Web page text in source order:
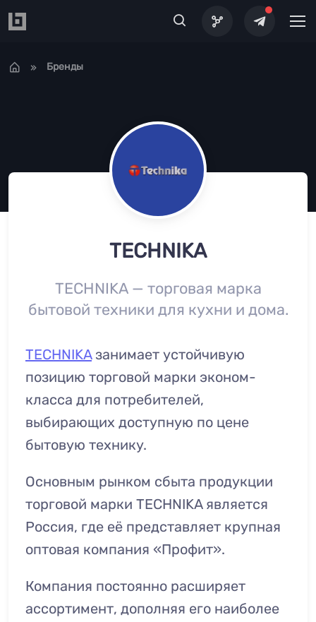
Бренды
TECHNIKA
TECHNIKA — торговая марка
бытовой техники для кухни и дома.
TECHNIKAзанимает устойчивую
позицию торговой марки эконом-
класса для потребителей,
выбирающих доступную по цене
бытовую технику.
Основным рынком сбыта продукции
торговой марки TECHNIKA является
Россия, где её представляет крупная
оптовая компания «Профит».
Компания постоянно расширяет
ассортимент, дополняя его наиболее